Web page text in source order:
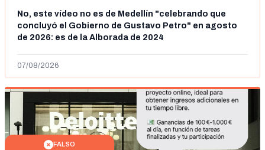
No, este vídeo no es de Medellín "celebrando que
concluyó el Gobierno de Gustavo Petro" en agosto
de 2026: es de la Alborada de 2024
07/08/2026
FALSO